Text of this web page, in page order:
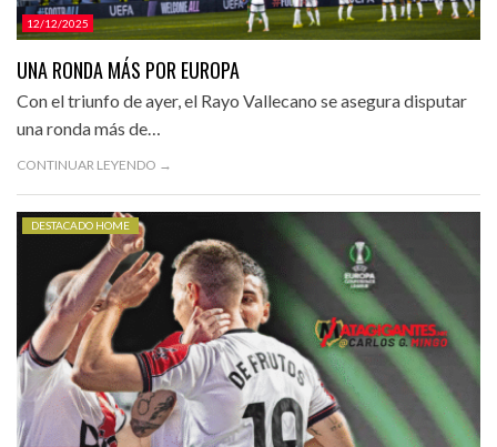
12/12/2025
UNA RONDA MÁS POR EUROPA
Con el triunfo de ayer, el Rayo Vallecano se asegura disputar
una ronda más de…
CONTINUAR LEYENDO →
DESTACADO HOME